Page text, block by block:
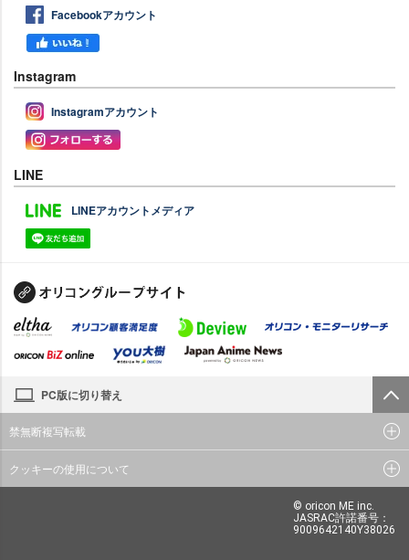
Facebookアカウント
Instagram
Instagramアカウント
LINE
LINEアカウントメディア
PC版に切り替え
禁無断複写転載
クッキーの使用について
© oricon ME inc.
JASRAC許諾番号：
9009642140Y38026